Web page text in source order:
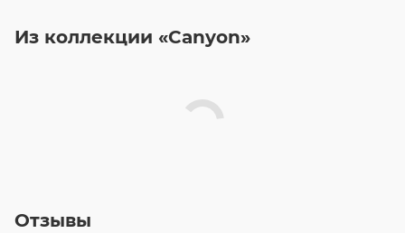
Из коллекции «Canyon»
Отзывы